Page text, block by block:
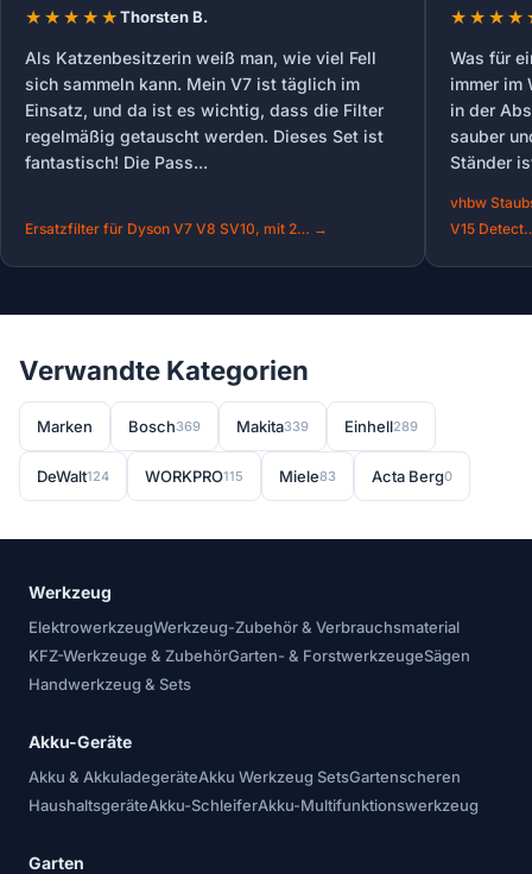
Thorsten B.
Als Katzenbesitzerin weiß man, wie viel Fell
sich sammeln kann. Mein V7 ist täglich im
Einsatz, und da ist es wichtig, dass die Filter
regelmäßig getauscht werden. Dieses Set ist
fantastisch! Die Pass...
Ersatzfilter für Dyson V7 V8 SV10, mit 2… →
Was für
immer im
in der
sauber
Ständer
vhbw
V15
Verwandte Kategorien
Marken Bosch369 Makita339 Einhell289
DeWalt124 WORKPRO115 Miele83 Acta Berg0
Werkzeug
ElektrowerkzeugWerkzeug-Zubehör & Verbrauchsmaterial
KFZ-Werkzeuge & ZubehörGarten- & ForstwerkzeugeSägen
Handwerkzeug & Sets
Akku-Geräte
Akku & AkkuladegeräteAkku Werkzeug SetsGartenscheren
HaushaltsgeräteAkku-SchleiferAkku-Multifunktionswerkzeug
Garten